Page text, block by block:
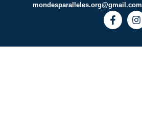
mondesparalleles.org@gmail.com